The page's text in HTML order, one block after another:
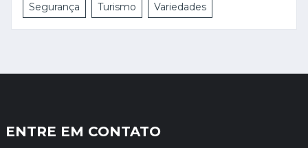
Segurança Turismo Variedades
ENTRE EM CONTATO